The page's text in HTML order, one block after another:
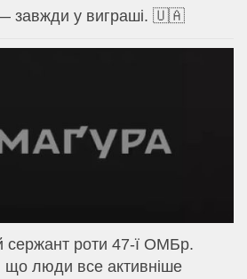
завжди у виграші. 🇺🇦
сержант роти 47-ї ОМБр.
що люди все активніше